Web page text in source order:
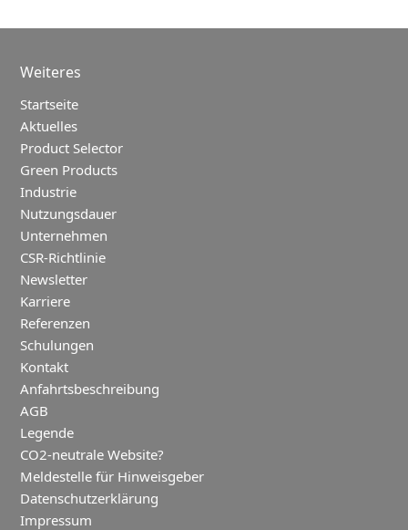
Weiteres
Startseite
Aktuelles
Product Selector
Green Products
Industrie
Nutzungsdauer
Unternehmen
CSR-Richtlinie
Newsletter
Karriere
Referenzen
Schulungen
Kontakt
Anfahrtsbeschreibung
AGB
Legende
CO2-neutrale Website?
Meldestelle für Hinweisgeber
Datenschutzerklärung
Impressum